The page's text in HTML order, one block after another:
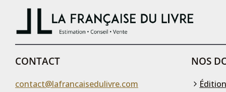
CONTACT
contact@lafrancaisedulivre.com
NOS